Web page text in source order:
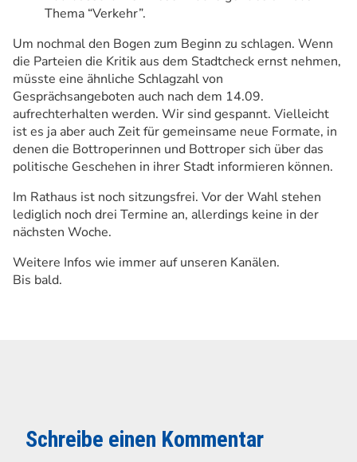
Thema “Verkehr”.
Um nochmal den Bogen zum Beginn zu schlagen. Wenn
die Parteien die Kritik aus dem Stadtcheck ernst nehmen,
müsste eine ähnliche Schlagzahl von
Gesprächsangeboten auch nach dem 14.09.
aufrechterhalten werden. Wir sind gespannt. Vielleicht
ist es ja aber auch Zeit für gemeinsame neue Formate, in
denen die Bottroperinnen und Bottroper sich über das
politische Geschehen in ihrer Stadt informieren können.
Im Rathaus ist noch sitzungsfrei. Vor der Wahl stehen
lediglich noch drei Termine an, allerdings keine in der
nächsten Woche.
Weitere Infos wie immer auf unseren Kanälen.
Bis bald.
Schreibe einen Kommentar